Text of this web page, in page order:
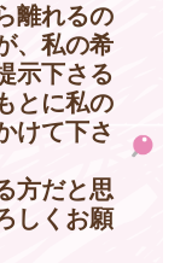
離れるの
、私の希
示下さる
とに私の
けて下さ
方だと思
しくお願